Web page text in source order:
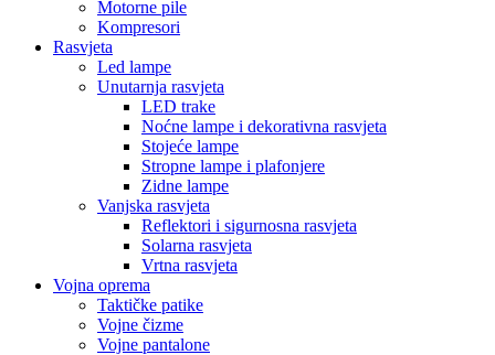
Motorne pile
Kompresori
Rasvjeta
Led lampe
Unutarnja rasvjeta
LED trake
Noćne lampe i dekorativna rasvjeta
Stojeće lampe
Stropne lampe i plafonjere
Zidne lampe
Vanjska rasvjeta
Reflektori i sigurnosna rasvjeta
Solarna rasvjeta
Vrtna rasvjeta
Vojna oprema
Taktičke patike
Vojne čizme
Vojne pantalone